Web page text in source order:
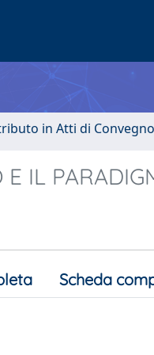
in Atti di
E IL
Scheda